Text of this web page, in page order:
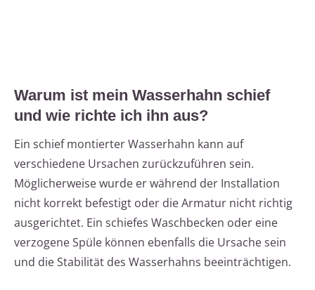
Warum ist mein Wasserhahn schief
und wie richte ich ihn aus?
Ein schief montierter Wasserhahn kann auf
verschiedene Ursachen zurückzuführen sein.
Möglicherweise wurde er während der Installation
nicht korrekt befestigt oder die Armatur nicht richtig
ausgerichtet. Ein schiefes Waschbecken oder eine
verzogene Spüle können ebenfalls die Ursache sein
und die Stabilität des Wasserhahns beeinträchtigen.